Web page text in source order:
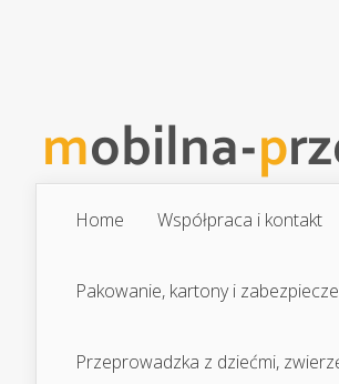
Home Współpraca i kontakt
Pakowanie, kartony i
Przeprowadzka z dziećmi,